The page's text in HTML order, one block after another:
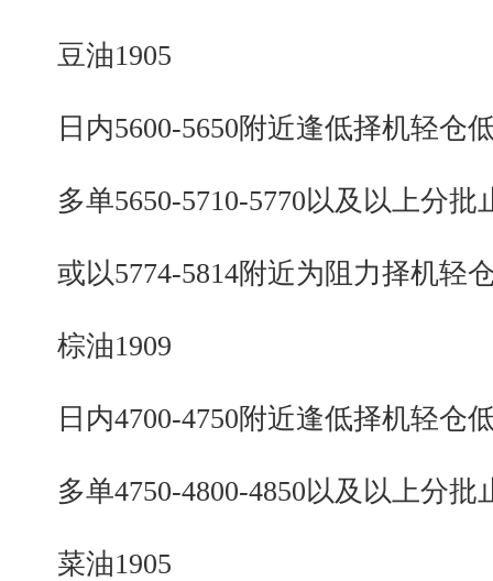
豆油1905
日内5600-5650附近逢低择机轻仓
多单5650-5710-5770以及以上分批
或以5774-5814附近为阻力择机轻
棕油1909
日内4700-4750附近逢低择机轻仓
多单4750-4800-4850以及以上分批
菜油1905